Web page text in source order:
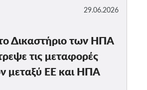
29.06.2026
Δικαστήριο των ΗΠΑ
τις μεταφορές
μεταξύ ΕΕ και ΗΠΑ